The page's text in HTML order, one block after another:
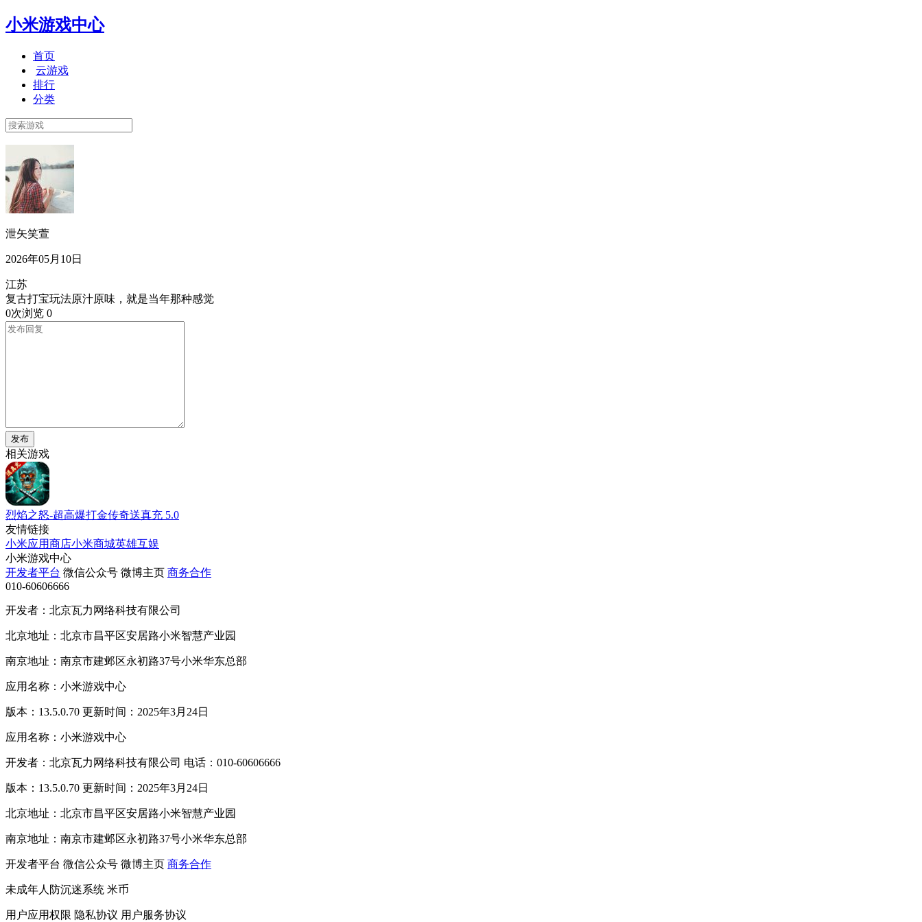
小米游戏中心
首页
云游戏
排行
分类
泄矢笑萱
2026年05月10日
江苏
复古打宝玩法原汁原味，就是当年那种感觉
0次浏览 0
发布
相关游戏
烈焰之怒-超高爆打金传奇送真充 5.0
友情链接
小米应用商店小米商城英雄互娱
小米游戏中心
开发者平台 微信公众号 微博主页 商务合作
010-60606666
开发者：北京瓦力网络科技有限公司
北京地址：北京市昌平区安居路小米智慧产业园
南京地址：南京市建邺区永初路37号小米华东总部
应用名称：小米游戏中心
版本：13.5.0.70 更新时间：2025年3月24日
应用名称：小米游戏中心
开发者：北京瓦力网络科技有限公司 电话：010-60606666
版本：13.5.0.70 更新时间：2025年3月24日
北京地址：北京市昌平区安居路小米智慧产业园
南京地址：南京市建邺区永初路37号小米华东总部
开发者平台 微信公众号 微博主页 商务合作
未成年人防沉迷系统 米币
用户应用权限 隐私协议 用户服务协议